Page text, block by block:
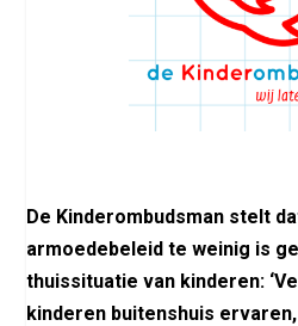
De Kinderombudsman stelt
armoedebeleid te weinig is
thuissituatie van kinderen:
kinderen buitenshuis